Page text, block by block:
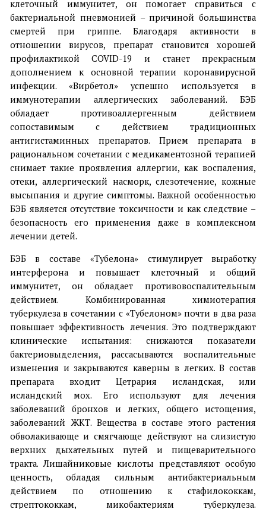
клеточный иммунитет, он помогает справиться с
бактериальной пневмонией – причиной большинства
смертей при гриппе. Благодаря активности в
отношении вирусов, препарат становится хорошей
профилактикой COVID-19 и станет прекрасным
дополнением к основной терапии коронавирусной
инфекции. «Вирбетол» успешно используется в
иммунотерапии аллергических заболеваний. БЭБ
обладает противоаллергенным действием
сопоставимым с действием традиционных
антигистаминных препаратов. Прием препарата в
рациональном сочетании с медикаментозной терапией
снимает такие проявления аллергии, как воспаления,
отеки, аллергический насморк, слезотечение, кожные
высыпания и другие симптомы. Важной особенностью
БЭБ является отсутствие токсичности и как следствие –
безопасность его применения даже в комплексном
лечении детей.
БЭБ в составе «Тубелона» стимулирует выработку
интерферона и повышает клеточный и общий
иммунитет, он обладает противовоспалительным
действием. Комбинированная химиотерапия
туберкулеза в сочетании с «Тубелоном» почти в два раза
повышает эффективность лечения. Это подтверждают
клинические испытания: снижаются показатели
бактериовыделения, рассасываются воспалительные
изменения и закрываются каверны в легких. В состав
препарата входит Цетрария исландская, или
исландский мох. Его используют для лечения
заболеваний бронхов и легких, общего истощения,
заболеваний ЖКТ. Вещества в составе этого растения
обволакивающе и смягчающе действуют на слизистую
верхних дыхательных путей и пищеварительного
тракта. Лишайниковые кислоты представляют особую
ценность, обладая сильным антибактериальным
действием по отношению к стафилококкам,
стрептококкам, микобактериям туберкулеза.